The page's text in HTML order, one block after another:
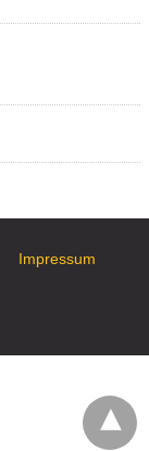
Impressum